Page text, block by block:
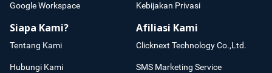
Google Workspace Kebijakan Privasi
Siapa Kami?
Tentang Kami
Hubungi Kami
Afiliasi Kami
Clicknext Technology Co.,Ltd.
SMS Marketing Service